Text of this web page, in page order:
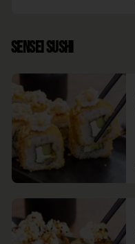
Sensei Sushi